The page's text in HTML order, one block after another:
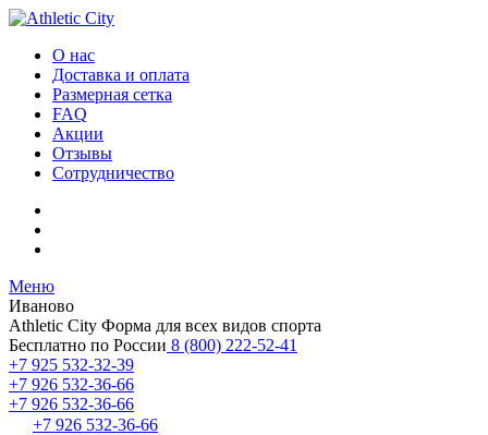
О нас
Доставка и оплата
Размерная сетка
FAQ
Акции
Отзывы
Сотрудничество
Меню
Иваново
Athletic City Форма для всех видов спорта
Бесплатно по России 8 (800) 222-52-41
+7 925 532-32-39
+7 926 532-36-66
+7 926 532-36-66
+7 926 532-36-66